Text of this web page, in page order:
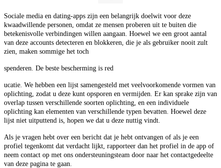
Sociale media en dating-apps zijn een belangrijk doelwit voor deze
kwaadwillende personen, omdat ze mensen proberen uit te buiten die
betekenisvolle verbindingen willen aangaan. Hoewel we een groot aantal
van deze accounts detecteren en blokkeren, die je als gebruiker nooit zult
zien, maken sommige het toch
spenderen. De beste bescherming is red
ucatie. We hebben een lijst samengesteld met veelvoorkomende vormen van
oplichting, zodat u deze kunt opsporen en vermijden. Er kan sprake zijn van
overlap tussen verschillende soorten oplichting, en een individuele
oplichting kan elementen van verschillende typen bevatten. Hoewel deze
lijst niet uitputtend is, hopen we dat u deze nuttig vindt.
Als je vragen hebt over een bericht dat je hebt ontvangen of als je een
profiel tegenkomt dat verdacht lijkt, rapporteer dan het profiel in de app of
neem contact op met ons ondersteuningsteam door naar het contactgedeelte
van deze pagina te gaan.